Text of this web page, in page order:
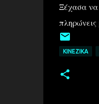
Ξέχασα να
ΚΙΝΈΖΙΚΑ